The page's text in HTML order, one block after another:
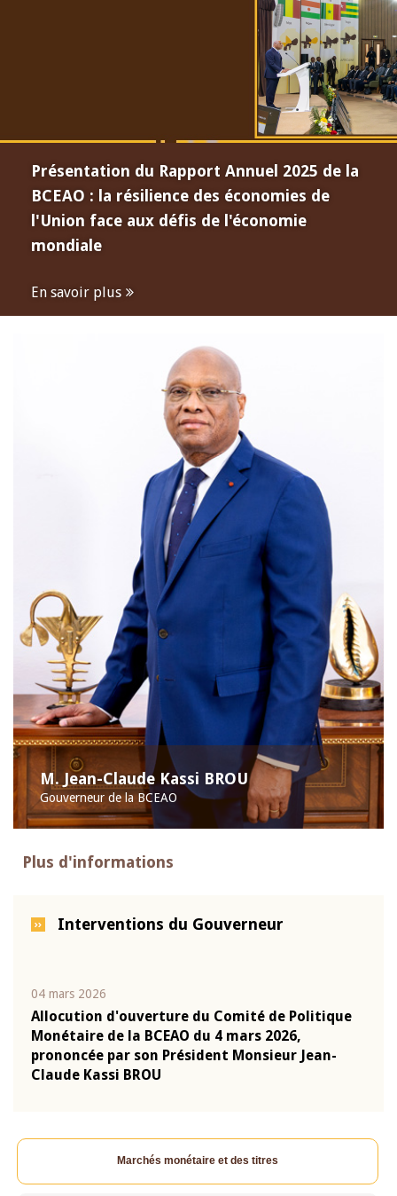
Présentation du Rapport Annuel 2025 de la
BCEAO : la résilience des économies de
l'Union face aux défis de l'économie
mondiale
En savoir plus
M. Jean-Claude Kassi BROU
Gouverneur de la BCEAO
Plus d'informations
Interventions du Gouverneur
04 mars 2026
Allocution d'ouverture du Comité de Politique
Monétaire de la BCEAO du 4 mars 2026,
prononcée par son Président Monsieur Jean-
Claude Kassi BROU
Marchés monétaire et des titres